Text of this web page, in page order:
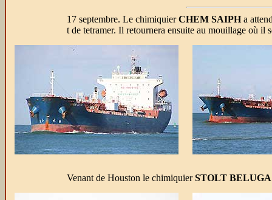
17 septembre. Le chimiquier CHEM SAIPHa
t de tetramer. Il retournera ensuite au mouillage où il
Venant de Houston le chimiquierSTOLT BELUGA